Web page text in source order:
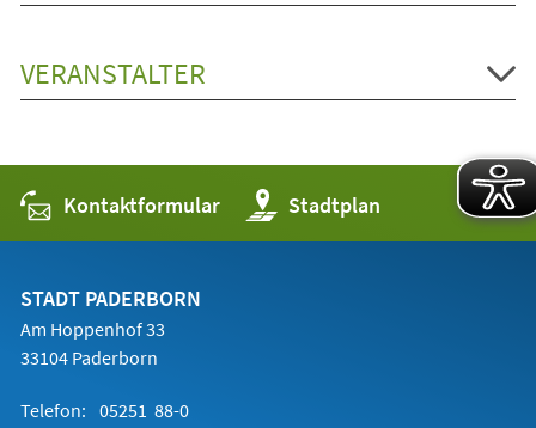
VERANSTALTER
Kontaktformular Stadtplan
(Öffnet
in
einem
STADT PADERBORN
Am Hoppenhof 33
33104 Paderborn
Telefon: 05251 88-0